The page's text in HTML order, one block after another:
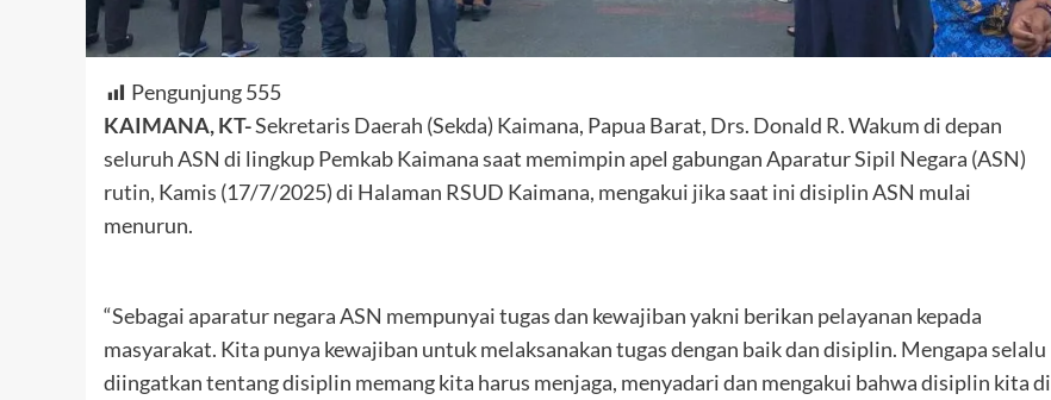
Pengunjung555
KAIMANA, KT-Sekretaris Daerah (Sekda) Kaimana, Papua Barat, Drs. Donald R. Wakum di depan
seluruh ASN di lingkup Pemkab Kaimana saat memimpin apel gabungan Aparatur Sipil Negara (ASN)
rutin, Kamis (17/7/2025) di Halaman RSUD Kaimana, mengakui jika saat ini disiplin ASN mulai
menurun.
“Sebagai aparatur negara ASN mempunyai tugas dan kewajiban yakni berikan pelayanan kepada
masyarakat. Kita punya kewajiban untuk melaksanakan tugas dengan baik dan disiplin. Mengapa selalu
diingatkan tentang disiplin memang kita harus menjaga, menyadari dan mengakui bahwa disiplin kita di